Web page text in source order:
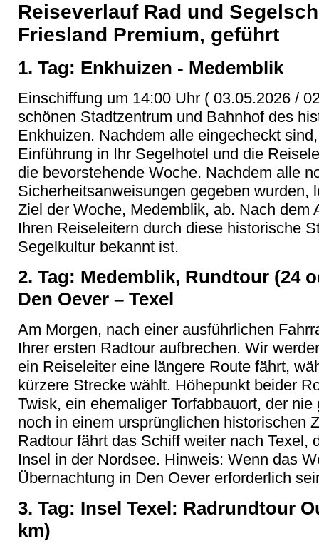
Reiseverlauf Rad und
Friesland Premium, geführt
1. Tag: Enkhuizen - Medemblik
Einschiffung um 14:00 Uhr ( 03.05.2026 /
schönen Stadtzentrum und Bahnhof des
Enkhuizen. Nachdem alle eingecheckt
Einführung in Ihr Segelhotel und die
die bevorstehende Woche. Nachdem alle
Sicherheitsanweisungen gegeben wurden,
Ziel der Woche, Medemblik, ab. Nach dem
Ihren Reiseleitern durch diese historische
Segelkultur bekannt ist.
2. Tag: Medemblik, Rundtour (24
Den Oever – Texel
Am Morgen, nach einer ausführlichen
Ihrer ersten Radtour aufbrechen. Wir
ein Reiseleiter eine längere Route fährt,
kürzere Strecke wählt. Höhepunkt beider
Twisk, ein ehemaliger Torfabbauort, der
noch in einem ursprünglichen historischen
Radtour fährt das Schiff weiter nach Texel,
Insel in der Nordsee. Hinweis: Wenn das
Übernachtung in Den Oever erforderlich
3. Tag: Insel Texel: Radrundtour
km)